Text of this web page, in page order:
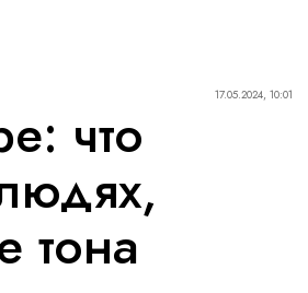
17.05.2024, 10:01
что
тона